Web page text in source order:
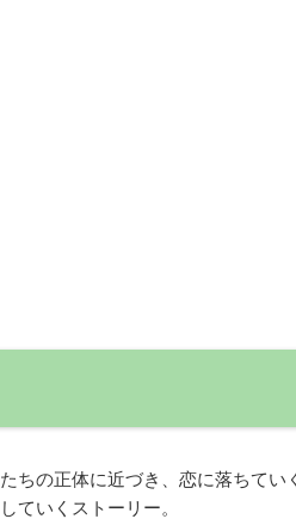
ちの正体に近づき、恋に落ちてい
ていくストーリー。